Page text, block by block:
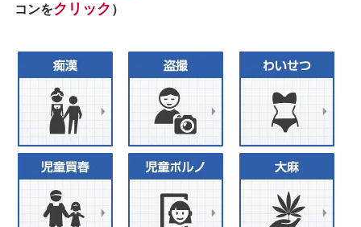
コンをクリック ）